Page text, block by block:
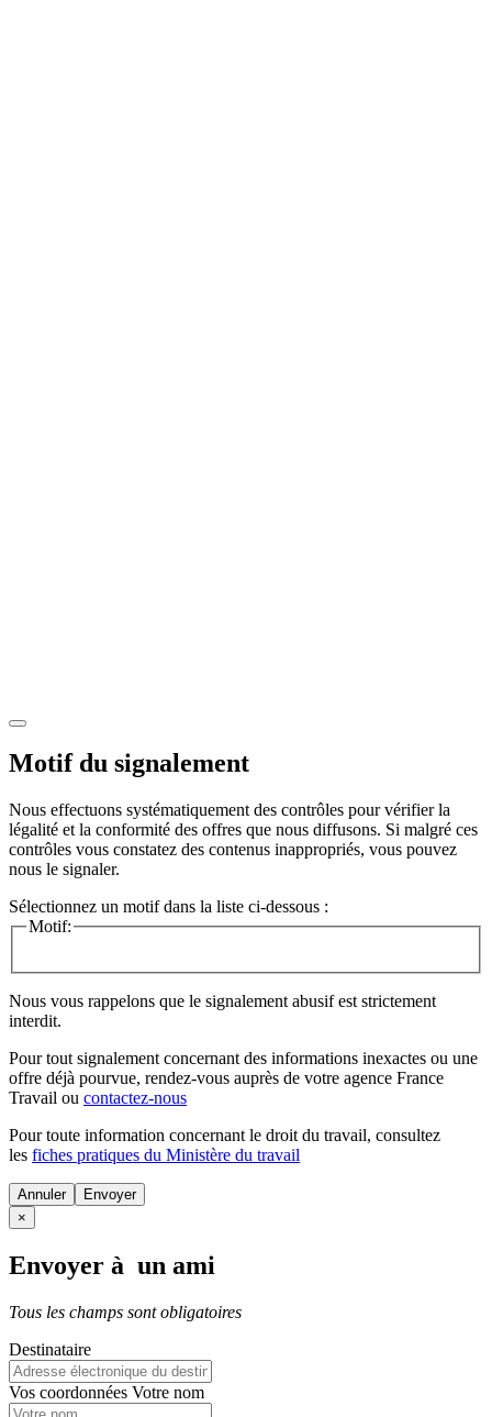
Motif du signalement
Nous effectuons systématiquement des contrôles pour vérifier la
légalité et la conformité des offres que nous diffusons. Si malgré ces
contrôles vous constatez des contenus inappropriés, vous pouvez
nous le signaler.
Sélectionnez un motif dans la liste ci-dessous :
Motif:
Nous vous rappelons que le signalement abusif est strictement
interdit.
Pour tout signalement concernant des informations inexactes ou une
offre déjà pourvue, rendez-vous auprès de votre agence France
Travail ou contactez-nous
Pour toute information concernant le droit du travail, consultez
les fiches pratiques du Ministère du travail
Annuler
×
Envoyer à un ami
Tous les champs sont obligatoires
Destinataire
Vos coordonnées Votre nom